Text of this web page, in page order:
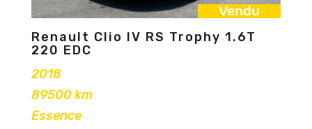
Vendu
Renault Clio IV RS Trophy 1.6T
220 EDC
2018
89500 km
Essence